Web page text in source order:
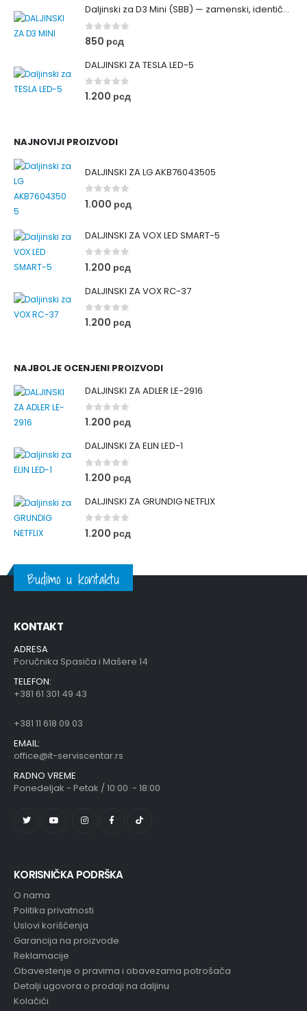
Daljinski za D3 Mini (SBB) — zamenski, identičan originalu
0out of 5
850 рсд
DALJINSKI ZA TESLA LED-5
0 out of 5
1.200 рсд
NAJNOVIJI PROIZVODI
DALJINSKI ZA LG AKB76043505
0 out of 5
1.000 рсд
DALJINSKI ZA VOX LED SMART-5
0 out of 5
1.200 рсд
DALJINSKI ZA VOX RC-37
0 out of 5
1.200 рсд
NAJBOLJE OCENJENI PROIZVODI
DALJINSKI ZA ADLER LE-2916
0 out of 5
1.200 рсд
DALJINSKI ZA ELIN LED-1
0 out of 5
1.200 рсд
DALJINSKI ZA GRUNDIG NETFLIX
0 out of 5
1.200 рсд
Budimo u kontaktu
KONTAKT
ADRESA
Poručnika Spasića i Mašere 14
TELEFON:
+381 61 301 49 43
+381 11 618 09 03
EMAIL:
office@it-serviscentar.rs
RADNO VREME
Ponedeljak - Petak / 10:00 - 18:00
KORISNIČKA PODRŠKA
O nama
Politika privatnosti
Uslovi korišćenja
Garancija na proizvode
Reklamacije
Obavestenje o pravima i obavezama potrošača
Detalji ugovora o prodaji na daljinu
Kolačići